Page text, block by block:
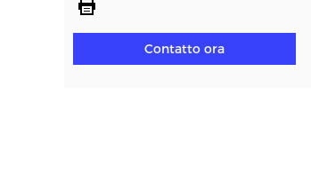
Contatto ora